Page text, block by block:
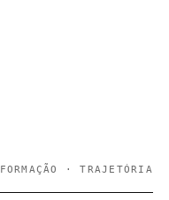
FORMAÇÃO · TRAJETÓRIA